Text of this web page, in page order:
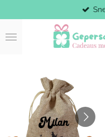
direct
naar
de